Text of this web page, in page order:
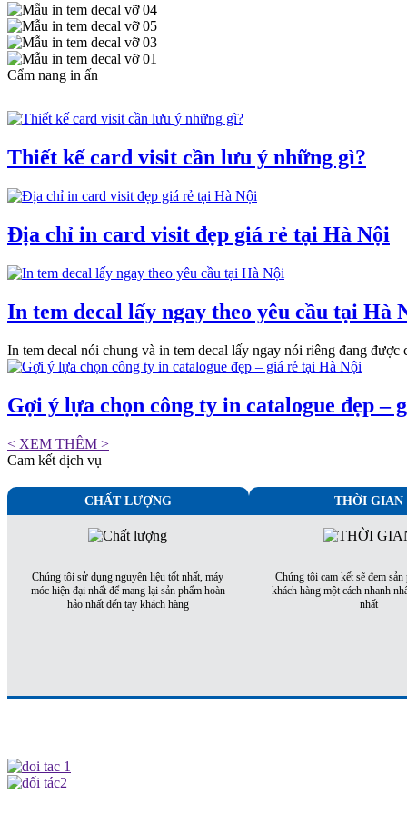
Cẩm nang in ấn
Thiết kế card visit cần lưu ý những gì?
Địa chỉ in card visit đẹp giá rẻ tại Hà Nội
In tem decal lấy ngay theo yêu cầu tại Hà
In tem decal nói chung và in tem decal lấy ngay nói riêng đang
Gợi ý lựa chọn công ty in catalogue đẹp –
< XEM THÊM >
Cam kết dịch vụ
CHẤT LƯỢNG
Chúng tôi sử dụng nguyên liệu tốt nhất, máy
móc hiện đại nhất để mang lại sản phẩm hoàn
hảo nhất đến tay khách hàng
THỜI GIAN
Chúng tôi cam kết sẽ đem sản
khách hàng một cách nhanh
nhất